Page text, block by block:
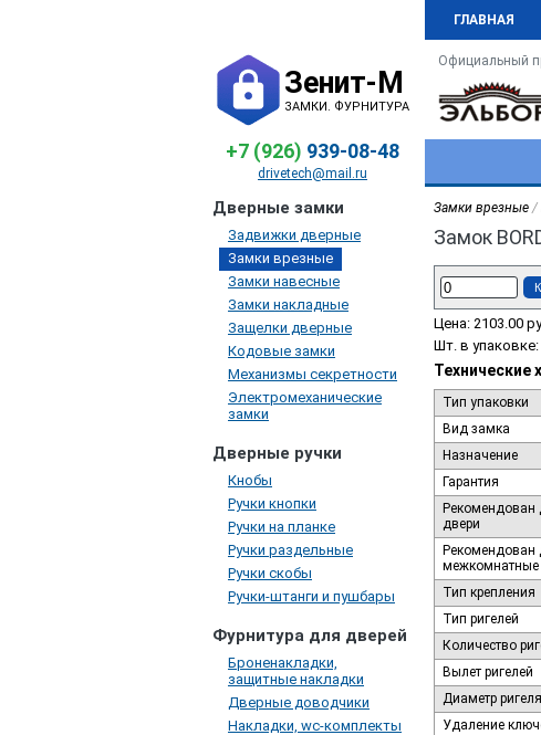
Зенит-М
ЗАМКИ. ФУРНИТУРА
+7 (926) 939-08-48
drivetech@mail.ru
ГЛАВНАЯ
Официальный
Дверные замки
Задвижки дверные
Замки врезные
Замки навесные
Замки накладные
Защелки дверные
Кодовые замки
Механизмы секретности
Электромеханические
замки
Дверные ручки
Кнобы
Ручки кнопки
Ручки на планке
Ручки раздельные
Ручки скобы
Ручки-штанги и пушбары
Фурнитура для дверей
Броненакладки,
защитные накладки
Дверные доводчики
Накладки, wc-комплекты
Замки врезные /
Замок
Цена: 2103.00
Шт. в упаковке:
Технические
Тип упаковки
Вид замка
Назначение
Гарантия
Рекомендован
двери
Рекомендован
межкомнатные
Тип крепления
Тип ригелей
Количество
Вылет ригелей
Диаметр ригеля
Удаление